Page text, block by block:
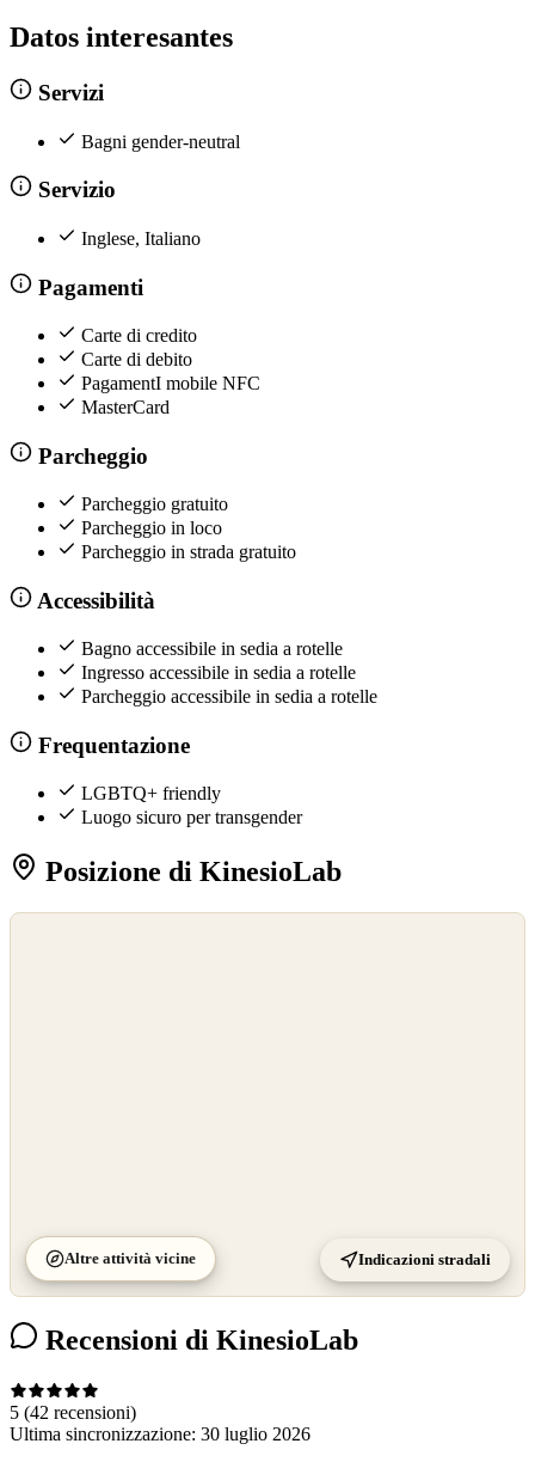
Datos interesantes
Servizi
Bagni gender-neutral
Servizio
Inglese, Italiano
Pagamenti
Carte di credito
Carte di debito
PagamentI mobile NFC
MasterCard
Parcheggio
Parcheggio gratuito
Parcheggio in loco
Parcheggio in strada gratuito
Accessibilità
Bagno accessibile in sedia a rotelle
Ingresso accessibile in sedia a rotelle
Parcheggio accessibile in sedia a rotelle
Frequentazione
LGBTQ+ friendly
Luogo sicuro per transgender
Posizione di KinesioLab
Altre attività vicine Indicazioni stradali
Recensioni di KinesioLab
5 (42 recensioni)
Ultima sincronizzazione: 30 luglio 2026